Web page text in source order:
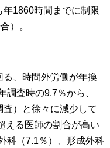
1860時間までに制限
）。
、時間外労働が年換
調査時の9.7％から、
）と徐々に減少して
える医師の割合が高い
科（7.1％）、形成外科